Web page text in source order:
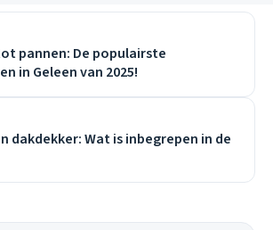
pannen: De populairste
in Geleen van 2025!
dakdekker: Wat is inbegrepen in de